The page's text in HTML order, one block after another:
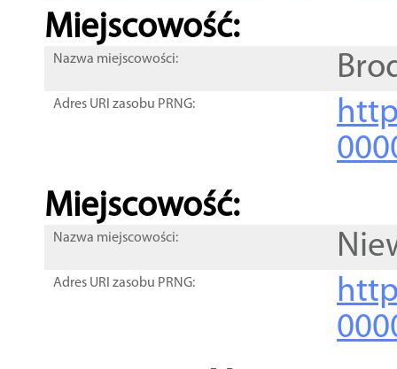
Miejscowość:
Nazwa miejscowości:
Adres URI zasobu PRNG:
Miejscowość:
Nazwa miejscowości:
Adres URI zasobu PRNG: